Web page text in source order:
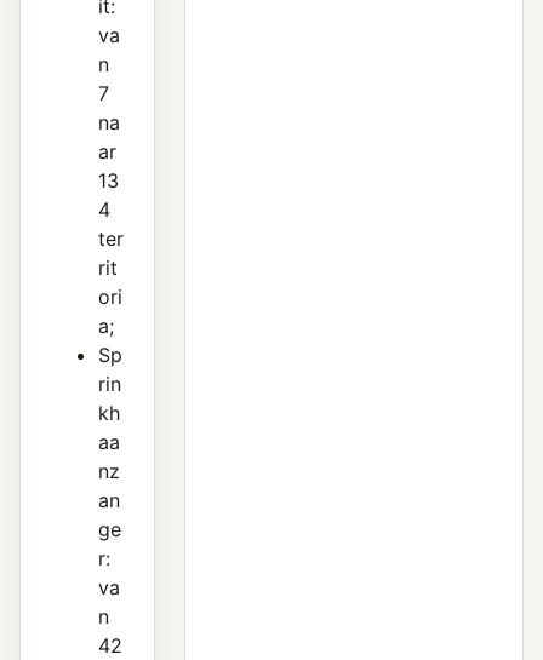
it:
va
n
7
na
ar
13
4
ter
rit
ori
a;
Sp
rin
kh
aa
nz
an
ge
r:
va
n
42